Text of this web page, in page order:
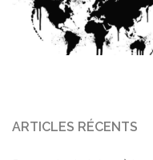
ARTICLES RÉCENTS